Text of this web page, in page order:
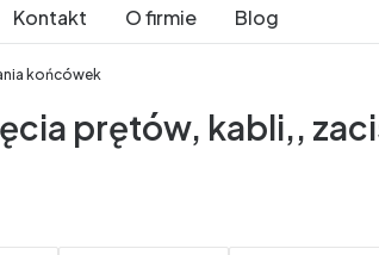
Kontakt O firmie
Blog
końcówek
prętów, kabli,,